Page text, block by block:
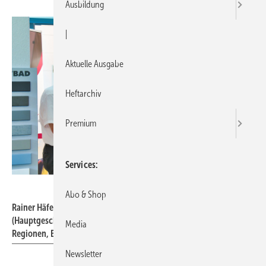
Rainer Häfele (Firmeninhaber), Wolfgang Becker
(Hauptgeschäftsführer FVSHKBW) und Daniel Terzenbach (Vorstand
Regionen, BA) im Gespräch (v.l.n.r.)
Ausbildung
Aktuelle Ausgabe
Heftarchiv
Premium
Services
Abo & Shop
Media
Newsletter